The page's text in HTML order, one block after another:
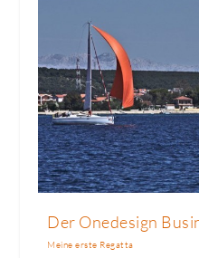
Der Onedesign
Meine erste Regatta